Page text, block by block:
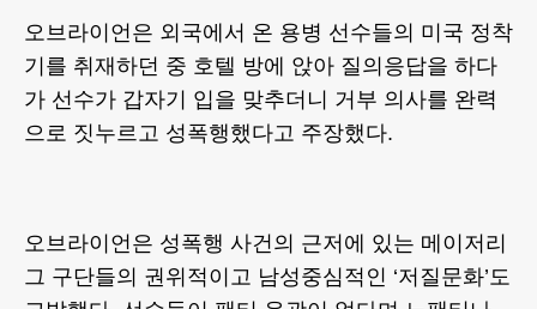
오브라이언은 외국에서 온 용병 선수들의 미국 정착
기를 취재하던 중 호텔 방에 앉아 질의응답을 하다
가 선수가 갑자기 입을 맞추더니 거부 의사를 완력
으로 짓누르고 성폭행했다고 주장했다.
오브라이언은 성폭행 사건의 근저에 있는 메이저리
그 구단들의 권위적이고 남성중심적인 ‘저질문화’도